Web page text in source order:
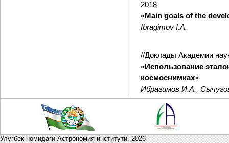
2018
«Main goals of the
Ibragimov I.A.
//Доклады Академии
«Использование
космоснимках»
Ибрагимов И.А.,
Улуғбек номидаги Астрономия институти,2026